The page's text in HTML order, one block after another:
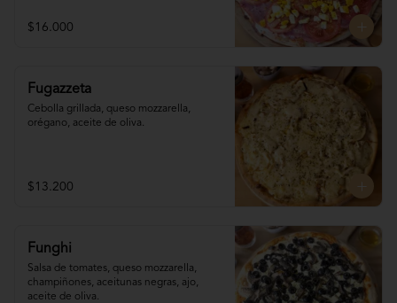
$16.000
Fugazzeta
Cebolla grillada, queso mozzarella,
orégano, aceite de oliva.
$13.200
Funghi
Salsa de tomates, queso mozzarella,
champiñones, aceitunas negras, ajo,
aceite de oliva.